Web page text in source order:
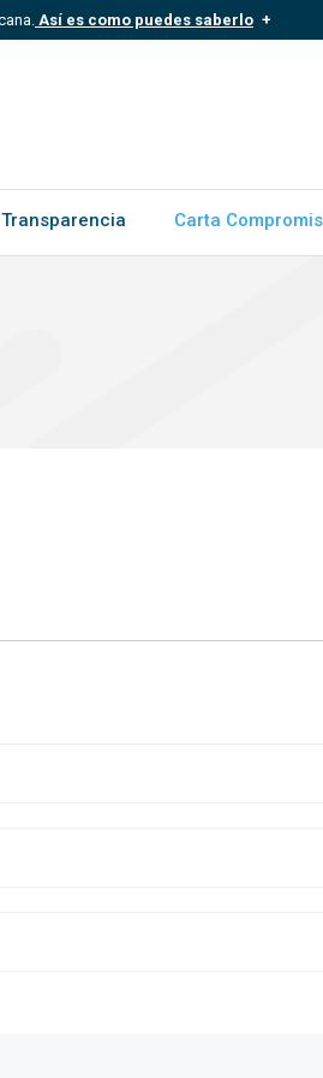
Así es como puedes saberlo
a una organización oficial del
Transparencia Carta